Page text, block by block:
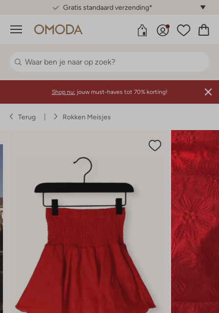
Gratis standaard verzending*
Menu
Shop nu: jouw must-haves tot 70% korting!
Terug Rokken Meisjes